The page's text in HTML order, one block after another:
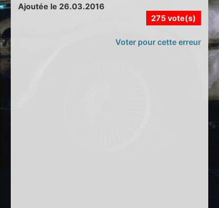
Ajoutée le 26.03.2016
275 vote(s)
Voter pour cette erreur